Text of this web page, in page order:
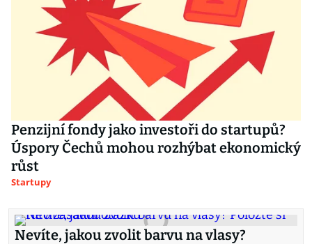
Penzijní fondy jako investoři do startupů?
Úspory Čechů mohou rozhýbat ekonomický
růst
Startupy
Nevíte, jakou zvolit barvu na vlasy?